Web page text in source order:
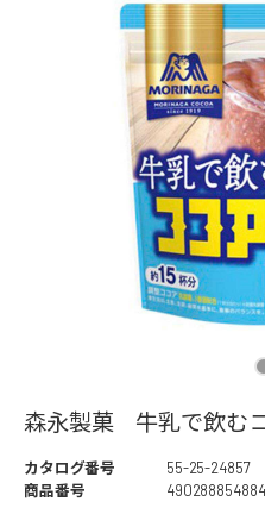
森永製菓 牛乳で飲む
カタログ番号
55-25-24857
商品番号